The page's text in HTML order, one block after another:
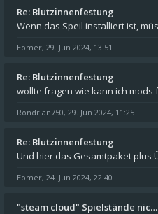
Re: Blutzinnenfestung
Eomer, 29. Jun 2024, 13:51
Re: Blutzinnenfestung
Rondrian750, 29. Jun 2024, 11:25
Re: Blutzinnenfestung
Eomer, 24. Jun 2024, 22:40
"steam cloud" Spielstände nic…